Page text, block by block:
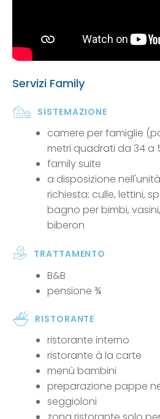
Servizi Family
SISTEMAZIONE
camere per famiglie
metri quadrati da 34 a
family suite
a disposizione
richiesta: culle, lettini,
bagno per bimbi,
biberon
TRATTAMENTO
B&B
pensione ¾
RISTORANTE
ristorante interno
ristorante à la carte
menù bambini
preparazione pappe
seggioloni